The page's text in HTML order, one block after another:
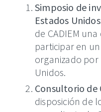
Simposio de
Estados
de CADIEM
participar en
organizado por
Unidos.
Consultorio de
disposición de